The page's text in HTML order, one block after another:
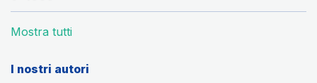
Mostra tutti
I nostri autori